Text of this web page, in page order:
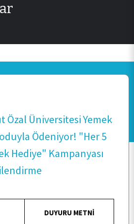
Özal Üniversitesi Yemek
Ödeniyor! "Her 5
Hediye" Kampanyası
DUYURU METNİ